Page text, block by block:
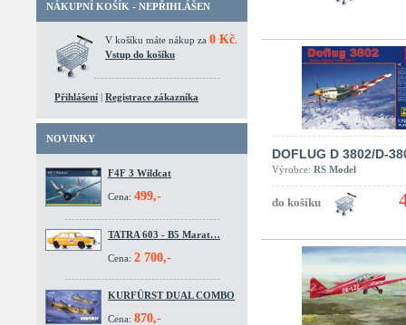
NÁKUPNÍ KOŠÍK - NEPŘIHLÁŠEN
V košíku máte nákup za 0 Kč
Vstup do košíku
Přihlášení | Registrace zákazníka
NOVINKY
F4F 3 Wildcat
Cena: 499,-
TATRA 603 - B5 Marat…
Cena: 2 700,-
KURFÜRST DUAL COMBO
Cena: 870,-
DOFLUG D 3802/D-
Výrobce: RS Model